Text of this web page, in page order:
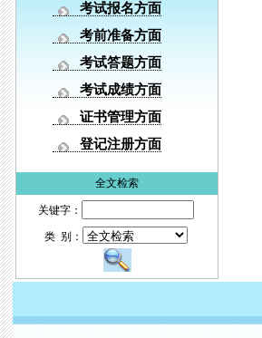
考试报名方面
考前准备方面
考试答题方面
考试成绩方面
证书管理方面
登记注册方面
全文检索
关键字：
类 别：